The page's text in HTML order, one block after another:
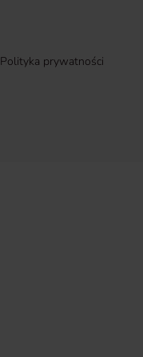
Polityka prywatności